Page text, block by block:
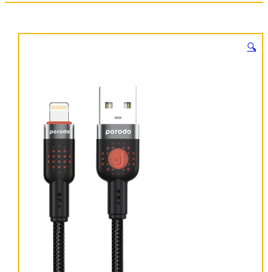
🔍